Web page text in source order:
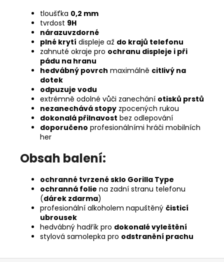
tloušťka 0,2 mm
tvrdost 9H
nárazuvzdorné
plné krytí displeje až do krajů telefonu
zahnuté okraje pro ochranu displeje i při
pádu na hranu
hedvábný povrch maximálně citlivý na
dotek
odpuzuje vodu
extrémně odolné vůči zanechání otisků prstů
nezanechává stopy zpocených rukou
dokonalá přilnavost bez odlepování
doporučeno profesionálními hráči mobilních
her
Obsah balení:
ochranné tvrzené sklo Gorilla Type
ochranná folie na zadní stranu telefonu
(dárek zdarma)
profesionální alkoholem napuštěný čisticí
ubrousek
hedvábný hadřík pro dokonalé vyleštění
stylová samolepka pro odstranění prachu